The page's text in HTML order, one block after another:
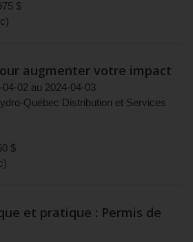
$
)
augmenter votre impact
04-02 au 2024-04-03
Québec Distribution et Services
$
)
et pratique : Permis de